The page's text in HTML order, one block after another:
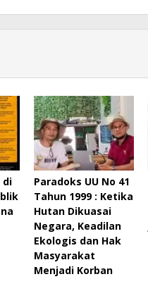
di
Paradoks UU No 41
Tahun 1999 : Ketika
Hutan Dikuasai
Negara, Keadilan
Ekologis dan Hak
Masyarakat
Menjadi Korban